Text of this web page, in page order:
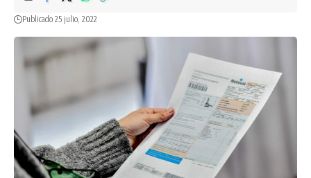
Publicado 25 julio, 2022